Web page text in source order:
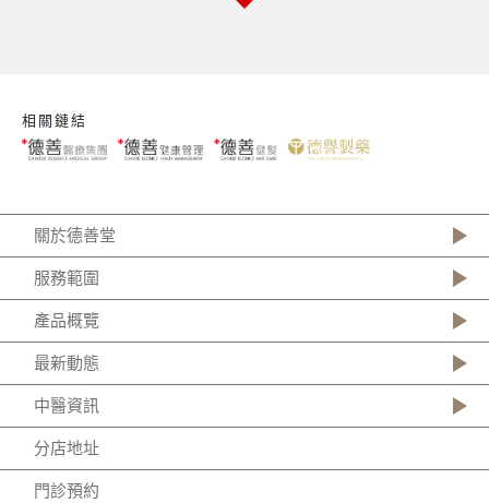
相關鏈結
關於德善堂
服務範圍
產品概覽
最新動態
中醫資訊
分店地址
門診預約